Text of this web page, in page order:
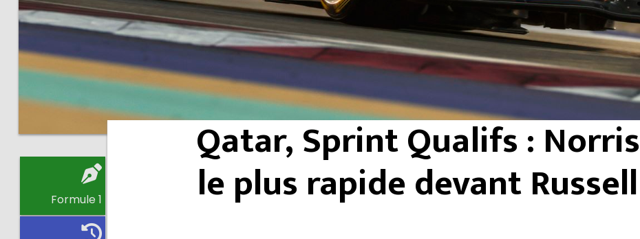
Formule 1
Qatar, Sprint Qualifs : Norris
le plus rapide devant Russell